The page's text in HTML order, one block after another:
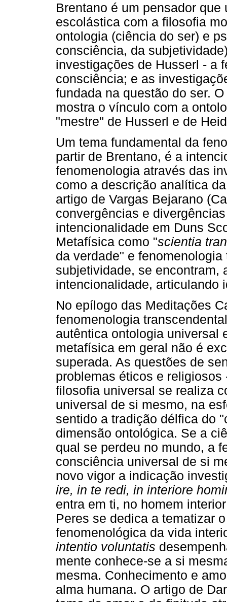
Brentano é um pensador
escolástica com a filosofia
ontologia (ciência do ser) e
consciência, da
investigações de Husserl - a
consciência; e as
fundada na questão do ser.
mostra o vínculo com a
"mestre" de Husserl e de
Um tema fundamental da
partir de Brentano, é a
fenomenologia através das
como a descrição analítica
artigo de Vargas Bejarano
convergências e
intencionalidade em Duns
Metafísica como "scientia
da verdade" e
subjetividade, se encontram,
intencionalidade, articulando
No epílogo das Meditações
fenomenologia
autêntica ontologia universal
metafísica em geral não é
superada. As questões de
problemas éticos e
filosofia universal se realiza
universal de si mesmo, na
sentido a tradição délfica do
dimensão ontológica. Se a
qual se perdeu no mundo, a
consciência universal de si
novo vigor a indicação
ire, in te redi, in interiore
entra em ti, no homem
Peres se dedica a tematizar
fenomenológica da vida
intentio voluntatis
mente conhece-se a si
mesma. Conhecimento e
alma humana. O artigo de